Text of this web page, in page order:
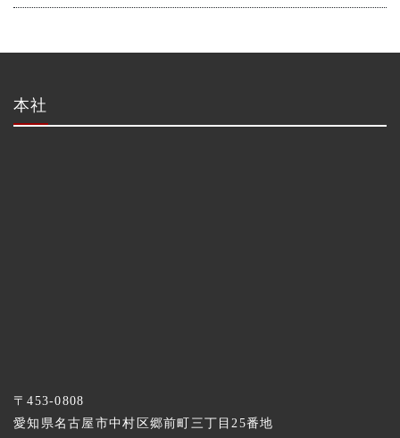
本社
〒453-0808
愛知県名古屋市中村区郷前町三丁目25番地